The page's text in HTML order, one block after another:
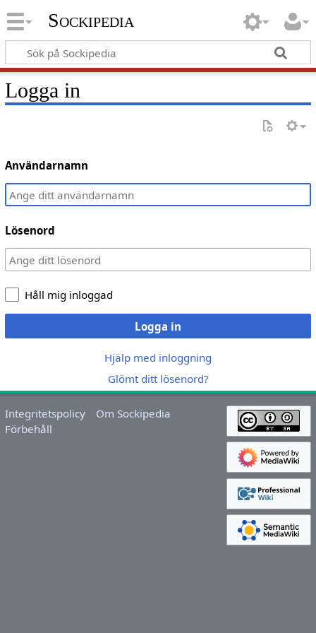
Sockipedia
Logga in
Användarnamn
Lösenord
Håll mig inloggad
Logga in
Hjälp med inloggning
Glömt ditt lösenord?
Integritetspolicy
Om Sockipedia
Förbehåll